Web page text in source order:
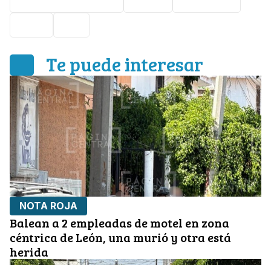
Te puede interesar
NOTA ROJA
Balean a 2 empleadas de motel en zona
céntrica de León, una murió y otra está
herida